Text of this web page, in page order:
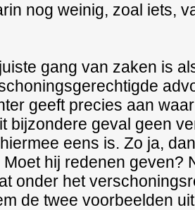
nog weinig, zoal iets,
gang van zaken is
geeft precies aan
bijzondere geval geen
eens is. Zo ja,
Moet hij redenen geven?
onder het
de twee voorbeelden